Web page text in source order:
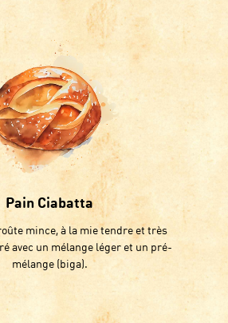
Pain Ciabatta
mince, à la mie tendre et très
avec un mélange léger et un pré-
mélange (biga).